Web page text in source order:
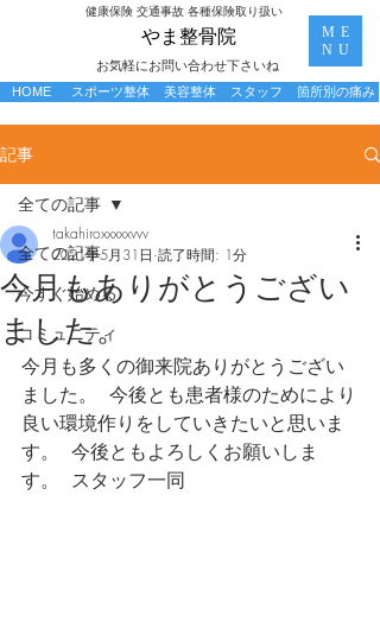
お気軽にお問い合わせ下さいね
​やま整骨院
​健康保険 交通事故 各種保険取り扱い
ME
NU
スポーツ整体 美容整体 箇所別の痛み
HOME スタッフ
記事
全ての記事
今すぐ始める
コミュニティ
全ての記事
今月もありがとうござい
ました。
takahiroxxxxxvvv
2021年5月31日 読了時間: 1分
今月も多くの御来院ありがとうござい
ました。  今後とも患者様のためにより
良い環境作りをしていきたいと思いま
す。  今後ともよろしくお願いしま
す。  スタッフ一同